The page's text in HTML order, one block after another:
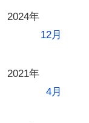
ン
2024年
12月
2021年
4月